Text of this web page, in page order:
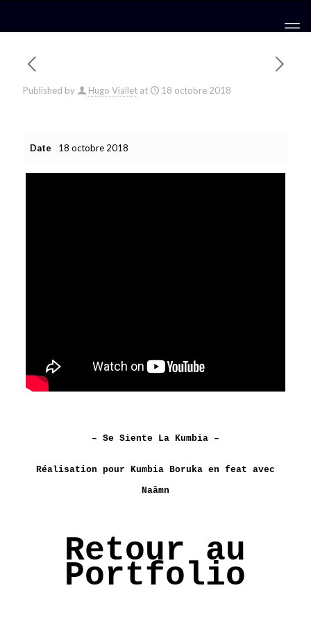
Published by Hugo Viallet at 18 octobre 2018
Date 18 octobre 2018
– Se Siente La Kumbia –
Réalisation pour Kumbia Boruka en feat avec
Naâmn
Retour au
Portfolio